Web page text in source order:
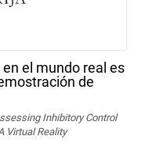
el mundo real es
de
Inhibitory Control
Virtual Reality